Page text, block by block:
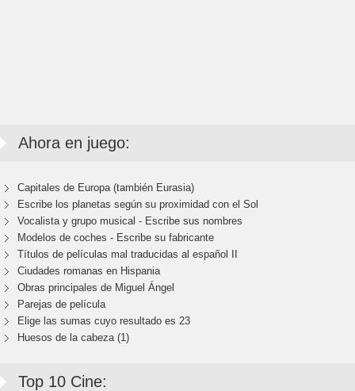
Ahora en juego:
Capitales de Europa (también Eurasia)
Escribe los planetas según su proximidad con el Sol
Vocalista y grupo musical - Escribe sus nombres
Modelos de coches - Escribe su fabricante
Títulos de películas mal traducidas al español II
Ciudades romanas en Hispania
Obras principales de Miguel Ángel
Parejas de película
Elige las sumas cuyo resultado es 23
Huesos de la cabeza (1)
Top 10 Cine: